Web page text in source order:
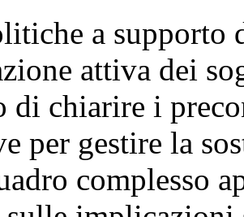
a supporto
attiva dei
di chiarire i
per gestire la
complesso